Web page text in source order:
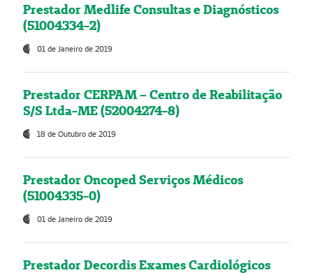
Prestador Medlife Consultas e Diagnósticos
(51004334-2)
01 de Janeiro de 2019
Prestador CERPAM – Centro de Reabilitação
S/S Ltda-ME (52004274-8)
18 de Outubro de 2019
Prestador Oncoped Serviços Médicos
(51004335-0)
01 de Janeiro de 2019
Prestador Decordis Exames Cardiológicos